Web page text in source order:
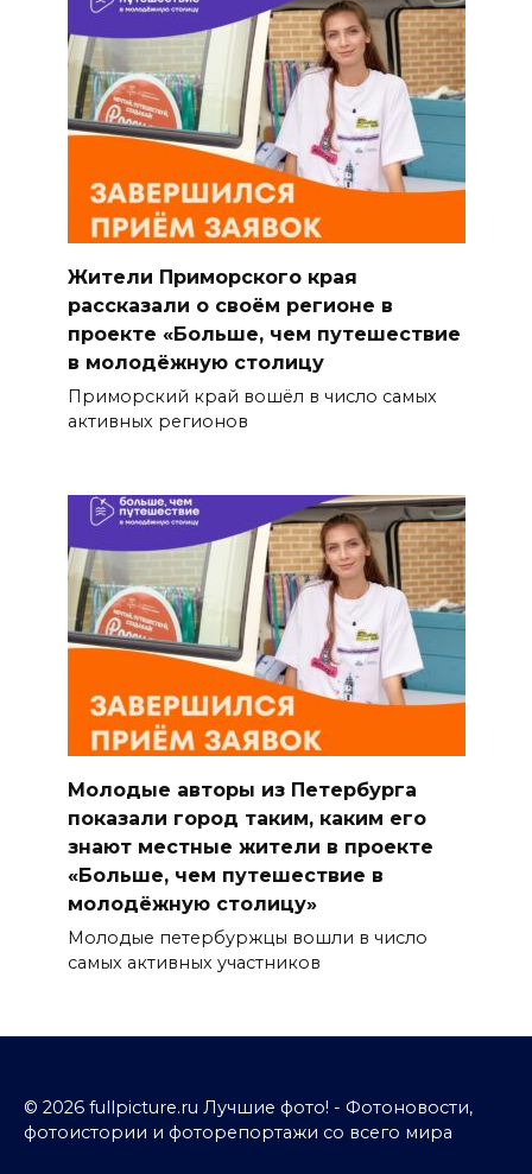
Жители Приморского края
рассказали о своём регионе в
проекте «Больше, чем путешествие
в молодёжную столицу
Приморский край вошёл в число самых
активных регионов
Молодые авторы из Петербурга
показали город таким, каким его
знают местные жители в проекте
«Больше, чем путешествие в
молодёжную столицу»
Молодые петербуржцы вошли в число
самых активных участников
© 2026 fullpicture.ru Лучшие фото! - Фотоновости,
фотоистории и фоторепортажи со всего мира